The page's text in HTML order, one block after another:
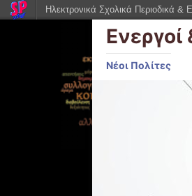
Νέοι Πολίτες
Ηλεκτρονικά Σχολικά Περιοδικά &